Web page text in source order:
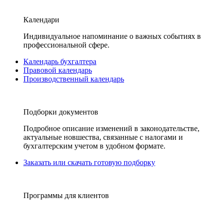
Календари
Индивидуальное напоминание о важных событиях в
профессиональной сфере.
Календарь бухгалтера
Правовой календарь
Производственный календарь
Подборки документов
Подробное описание изменений в законодательстве,
актуальные новшества, связанные с налогами и
бухгалтерским учетом в удобном формате.
Заказать или скачать готовую подборку
Программы для клиентов